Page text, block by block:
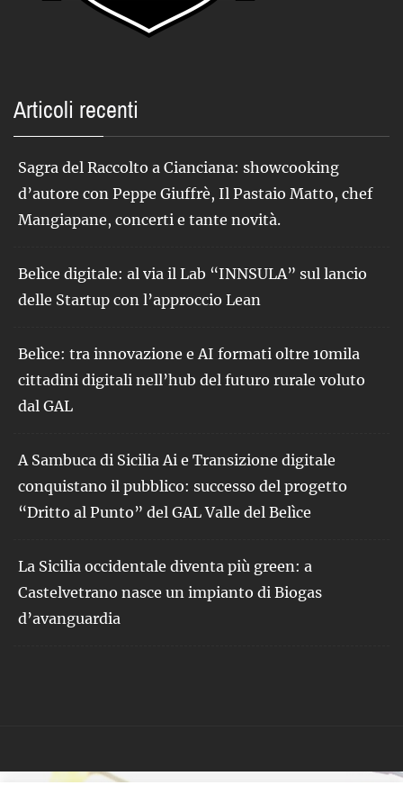
Articoli recenti
Sagra del Raccolto a Cianciana: showcooking
d’autore con Peppe Giuffrè, Il Pastaio Matto, chef
Mangiapane, concerti e tante novità.
Belìce digitale: al via il Lab “INNSULA” sul lancio
delle Startup con l’approccio Lean
Belìce: tra innovazione e AI formati oltre 10mila
cittadini digitali nell’hub del futuro rurale voluto
dal GAL
A Sambuca di Sicilia Ai e Transizione digitale
conquistano il pubblico: successo del progetto
“Dritto al Punto” del GAL Valle del Belìce
La Sicilia occidentale diventa più green: a
Castelvetrano nasce un impianto di Biogas
d’avanguardia